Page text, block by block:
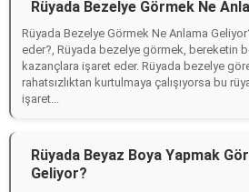
Rüyada Bezelye Görmek Ne
Rüyada Bezelye Görmek Ne Anlama
eder?, Rüyada bezelye görmek, bereketin
kazançlara işaret eder. Rüyada bezelye
rahatsızlıktan kurtulmaya çalışıyorsa bu
işaret...
Rüyada Beyaz Boya Yapmak
Geliyor?